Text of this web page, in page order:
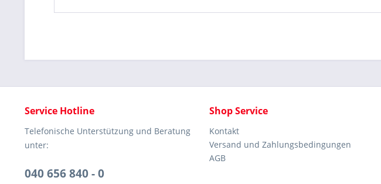
Service Hotline
Telefonische Unterstützung und Beratung
unter:
040 656 840 - 0
Shop Service
Kontakt
Versand und Zahlungsbedingungen
AGB